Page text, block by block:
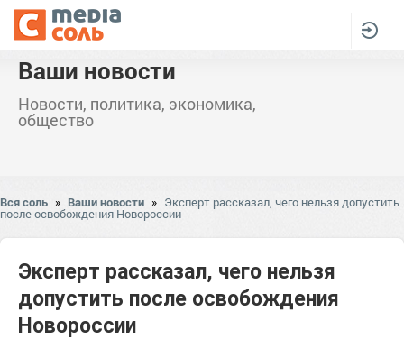
Ваши новости
Новости, политика, экономика,
общество
Вся соль » Ваши новости » Эксперт рассказал, чего нельзя допустить
после освобождения Новороссии
Эксперт рассказал, чего нельзя
допустить после освобождения
Новороссии